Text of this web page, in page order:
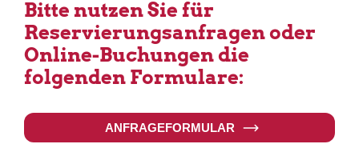
Bitte nutzen Sie für
Reservierungsanfragen oder
Online-Buchungen die
folgenden Formulare:
ANFRAGEFORMULAR